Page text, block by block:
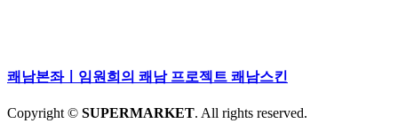
쾌남본좌ㅣ임원희의 쾌남 프로젝트 쾌남스킨
Copyright © SUPERMARKET. All rights reserved.